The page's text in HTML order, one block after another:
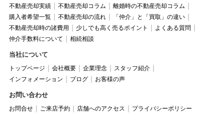
不動産売却実績
不動産売却コラム
離婚時の不動産売却コラム
購入者希望一覧
不動産売却の流れ
「仲介」と「買取」の違い
不動産売却時の諸費用
少しでも高く売るポイント
よくある質問
仲介手数料について
相続相談
当社について
トップページ 会社概要 企業理念
スタッフ紹介
インフォメーション
ブログ お客様の声
お問い合わせ
お問合せ ご来店予約 店舗へのアクセス プライバシーポリシー